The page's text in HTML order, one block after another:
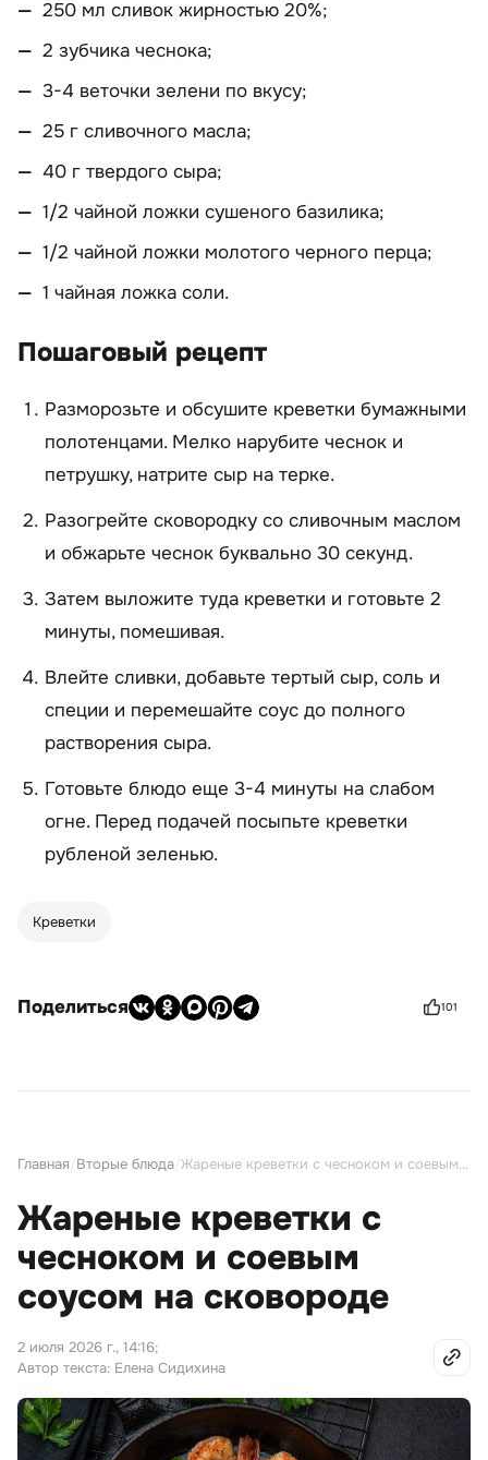
250 мл сливок жирностью 20%;
2 зубчика чеснока;
3-4 веточки зелени по вкусу;
25 г сливочного масла;
40 г твердого сыра;
1/2 чайной ложки сушеного базилика;
1/2 чайной ложки молотого черного перца;
1 чайная ложка соли.
Пошаговый рецепт
Разморозьте и обсушите креветки бумажными
полотенцами. Мелко нарубите чеснок и
петрушку, натрите сыр на терке.
Разогрейте сковородку со сливочным маслом
и обжарьте чеснок буквально 30 секунд.
Затем выложите туда креветки и готовьте 2
минуты, помешивая.
Влейте сливки, добавьте тертый сыр, соль и
специи и перемешайте соус до полного
растворения сыра.
Готовьте блюдо еще 3-4 минуты на слабом
огне. Перед подачей посыпьте креветки
рубленой зеленью.
Креветки
Поделиться 101
Главная Вторые блюда Жареные креветки с чесноком и соевым соусом на сковороде
Жареные креветки с
чесноком и соевым
соусом на сковороде
2 июля 2026 г., 14:16;
Автор текста: Елена Сидихина